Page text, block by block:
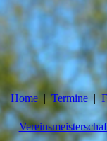
Home Termine